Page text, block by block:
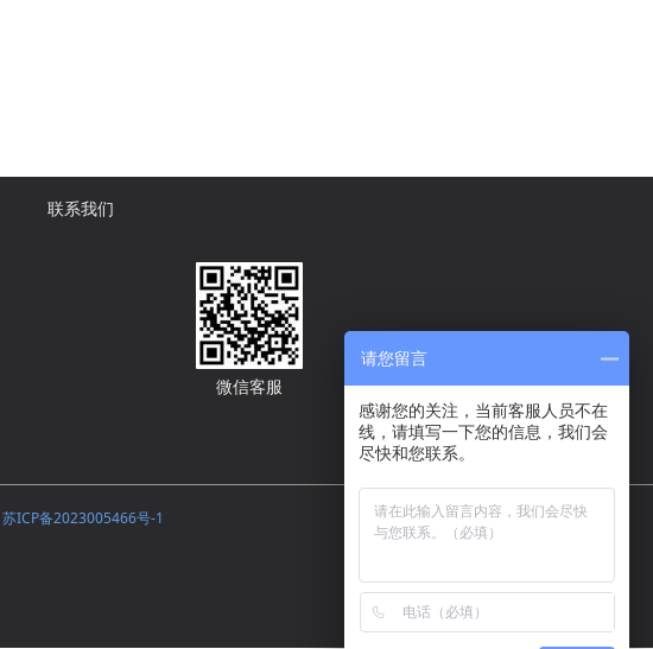
微信客服
苏ICP备2023005466号-1
联系我们
请您留言
感谢您的关注，当前客服人员不在
线，请填写一下您的信息，我们会
尽快和您联系。